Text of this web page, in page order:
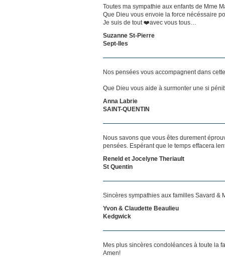
Toutes ma sympathie aux enfants de Mme
Que Dieu vous envoie la force nécéssaire
Je suis de tout ❤️avec vous tous…
Suzanne St-Pierre
Sept-Iles
Nos pensées vous accompagnent dans
Que Dieu vous aide à surmonter une si
Anna Labrie
SAINT-QUENTIN
Nous savons que vous êtes durement
pensées. Espérant que le temps effacera
Reneld et Jocelyne Theriault
St Quentin
Sincères sympathies aux familles Savard &
Yvon & Claudette Beaulieu
Kedgwick
Mes plus sincères condoléances à toute la
Amen!